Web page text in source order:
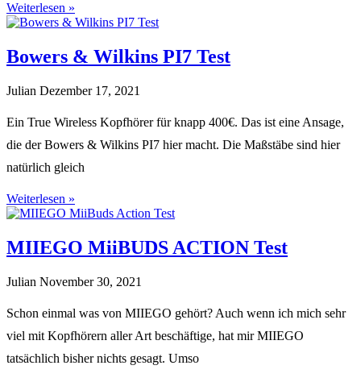
Weiterlesen »
Bowers & Wilkins PI7 Test
Julian Dezember 17, 2021
Ein True Wireless Kopfhörer für knapp 400€. Das ist eine Ansage,
die der Bowers & Wilkins PI7 hier macht. Die Maßstäbe sind hier
natürlich gleich
Weiterlesen »
MIIEGO MiiBUDS ACTION Test
Julian November 30, 2021
Schon einmal was von MIIEGO gehört? Auch wenn ich mich sehr
viel mit Kopfhörern aller Art beschäftige, hat mir MIIEGO
tatsächlich bisher nichts gesagt. Umso